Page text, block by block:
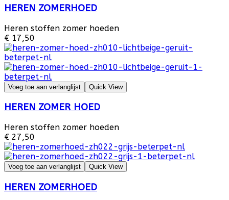
HEREN ZOMERHOED
Heren stoffen zomer hoeden
€ 17,50
Voeg toe aan verlanglijst Quick View
HEREN ZOMER HOED
Heren stoffen zomer hoeden
€ 27,50
Voeg toe aan verlanglijst Quick View
HEREN ZOMERHOED